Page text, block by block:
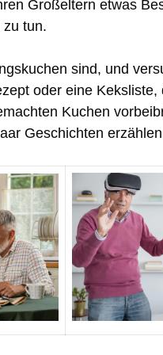
Großeltern etwas
tun.
sind, und
oder eine
Kuchen
Geschichten